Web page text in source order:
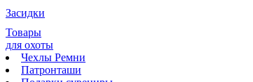
Засидки
Товары
для охоты
Чехлы Ремни
Патронташи